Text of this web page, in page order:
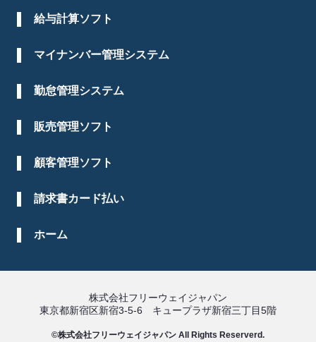
給与計算ソフト
マイナンバー管理システム
勤怠管理システム
販売管理ソフト
顧客管理ソフト
請求書カード払い
ホーム
株式会社フリーウェイジャパン
東京都新宿区新宿3-5-6 キュープラザ新宿三丁目5階
©株式会社フリーウェイジャパン All Rights Reserverd.